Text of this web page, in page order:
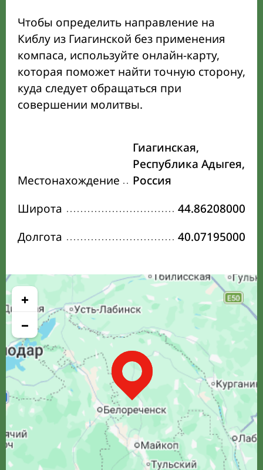
Чтобы определить направление на
Киблу из Гиагинской без применения
компаса, используйте онлайн-карту,
которая поможет найти точную сторону,
куда следует обращаться при
совершении молитвы.
Местонахождение
Гиагинская,
Республика Адыгея,
Россия
Широта
44.86208000
Долгота
40.07195000
+
−